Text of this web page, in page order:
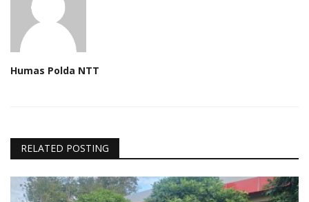
Humas Polda NTT
RELATED POSTING